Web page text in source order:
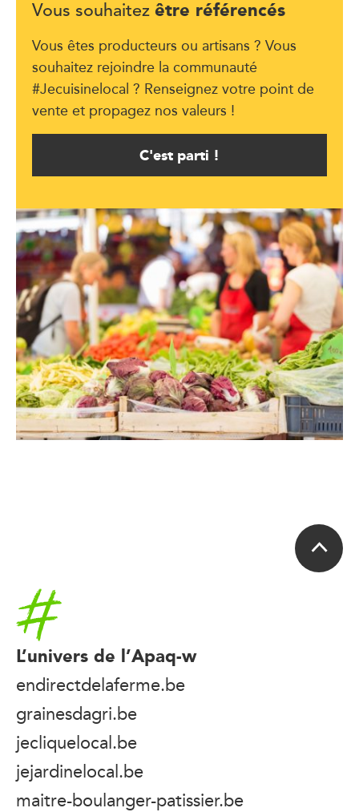
Vous souhaitez être référencés
Vous êtes producteurs ou artisans ? Vous
souhaitez rejoindre la communauté
#Jecuisinelocal ? Renseignez votre point de
vente et propagez nos valeurs !
C'est parti !
Accueil
L’univers de l’Apaq-w
endirectdelaferme.be
grainesdagri.be
jecliquelocal.be
jejardinelocal.be
maitre-boulanger-patissier.be